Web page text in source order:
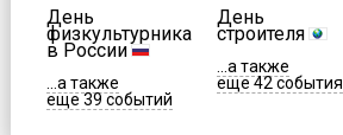
День
физкультурника
в России
...а также
еще 39 событий
День
строителя
...а также
еще 42 события